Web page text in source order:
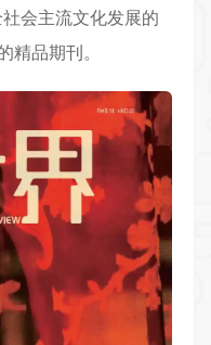
会主流文化发展的
品期刊。